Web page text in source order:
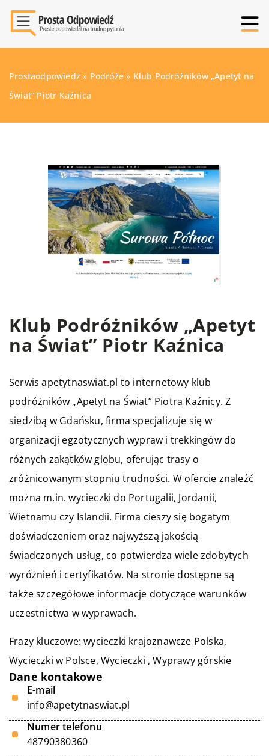
Prostaodpowiedz » Podróże » Klub Podróżników „Apetyt na
Świat” Piotr Kaźnica
Klub Podróżników „Apetyt
na Świat” Piotr Kaźnica
Serwis apetytnaswiat.pl to internetowy klub
podróżników „Apetyt na Świat” Piotra Kaźnicy. Z
siedzibą w Gdańsku, firma specjalizuje się w
organizacji egzotycznych wypraw i trekkingów do
różnych zakątków globu, oferując trasy o
zróżnicowanym stopniu trudności. W ofercie znaleźć
można m.in. wycieczki do Portugalii, Jordanii,
Wietnamu czy Islandii. Firma cieszy się bogatym
doświadczeniem oraz najwyższą jakością
świadczonych usług, co potwierdza wiele zdobytych
wyróżnień i certyfikatów. Na stronie dostępne są
także szczegółowe informacje dotyczące warunków
uczestnictwa w wyprawach.
Frazy kluczowe:wycieczki krajoznawcze Polska,
Wycieczki w Polsce, Wycieczki , Wyprawy górskie
Dane kontakowe
E-mail
info@apetytnaswiat.pl
Numer telefonu
48790380360